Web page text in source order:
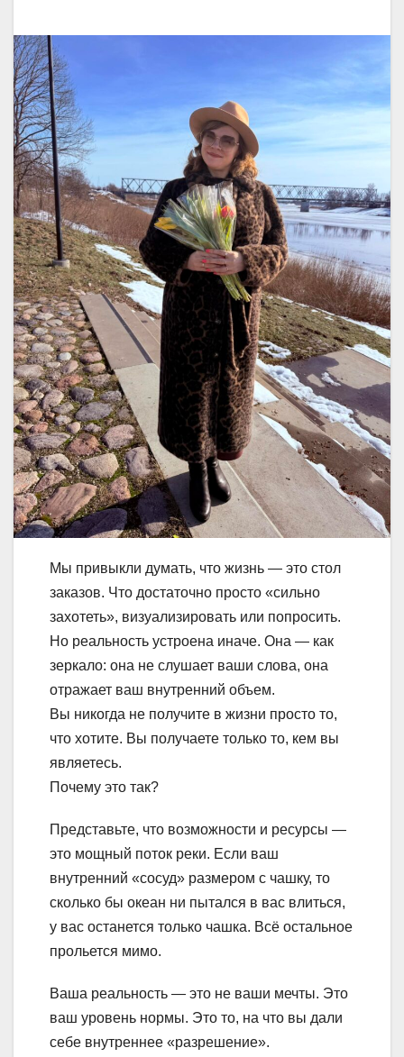
Мы привыкли думать, что жизнь — это стол
заказов. Что достаточно просто «сильно
захотеть», визуализировать или попросить.
Но реальность устроена иначе. Она — как
зеркало: она не слушает ваши слова, она
отражает ваш внутренний объем.
Вы никогда не получите в жизни просто то,
что хотите. Вы получаете только то, кем вы
являетесь.
Почему это так?
Представьте, что возможности и ресурсы —
это мощный поток реки. Если ваш
внутренний «сосуд» размером с чашку, то
сколько бы океан ни пытался в вас влиться,
у вас останется только чашка. Всё остальное
прольется мимо.
Ваша реальность — это не ваши мечты. Это
ваш уровень нормы. Это то, на что вы дали
себе внутреннее «разрешение».